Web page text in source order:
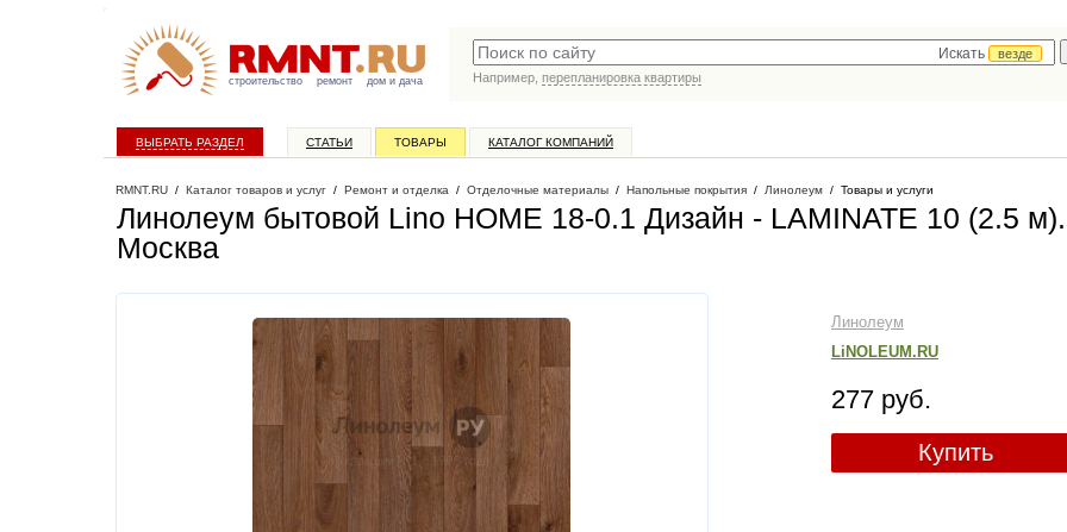
строительство ремонт дом и дача
Искать
везде
Например, перепланировка квартиры
ВЫБРАТЬ РАЗДЕЛ СТАТЬИ ТОВАРЫ КАТАЛОГ КОМПАНИЙ
RMNT.RU / Каталог товаров и услуг / Ремонт и отделка / Отделочные материалы / Напольные покрытия / Линолеум / Товары и услуги
Линолеум бытовой Lino HOME 18-0.1 Дизайн - LAMINATE 10 (2.5 м).
Москва
Линолеум
LiNOLEUM.RU
277 руб.
Купить